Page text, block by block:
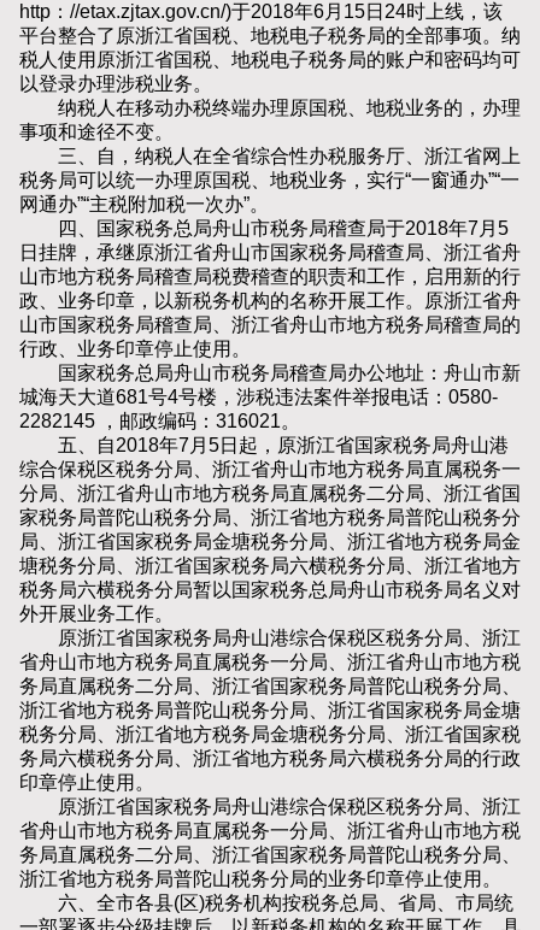
http：//etax.zjtax.gov.cn/)于2018年6月15日24时上线，该
平台整合了原浙江省国税、地税电子税务局的全部事项。纳
税人使用原浙江省国税、地税电子税务局的账户和密码均可
以登录办理涉税业务。
纳税人在移动办税终端办理原国税、地税业务的，办理
事项和途径不变。
三、自，纳税人在全省综合性办税服务厅、浙江省网上
税务局可以统一办理原国税、地税业务，实行“一窗通办”“一
网通办”“主税附加税一次办”。
四、国家税务总局舟山市税务局稽查局于2018年7月5
日挂牌，承继原浙江省舟山市国家税务局稽查局、浙江省舟
山市地方税务局稽查局税费稽查的职责和工作，启用新的行
政、业务印章，以新税务机构的名称开展工作。原浙江省舟
山市国家税务局稽查局、浙江省舟山市地方税务局稽查局的
行政、业务印章停止使用。
国家税务总局舟山市税务局稽查局办公地址：舟山市新
城海天大道681号4号楼，涉税违法案件举报电话：0580-
2282145 ，邮政编码：316021。
五、自2018年7月5日起，原浙江省国家税务局舟山港
综合保税区税务分局、浙江省舟山市地方税务局直属税务一
分局、浙江省舟山市地方税务局直属税务二分局、浙江省国
家税务局普陀山税务分局、浙江省地方税务局普陀山税务分
局、浙江省国家税务局金塘税务分局、浙江省地方税务局金
塘税务分局、浙江省国家税务局六横税务分局、浙江省地方
税务局六横税务分局暂以国家税务总局舟山市税务局名义对
外开展业务工作。
原浙江省国家税务局舟山港综合保税区税务分局、浙江
省舟山市地方税务局直属税务一分局、浙江省舟山市地方税
务局直属税务二分局、浙江省国家税务局普陀山税务分局、
浙江省地方税务局普陀山税务分局、浙江省国家税务局金塘
税务分局、浙江省地方税务局金塘税务分局、浙江省国家税
务局六横税务分局、浙江省地方税务局六横税务分局的行政
印章停止使用。
原浙江省国家税务局舟山港综合保税区税务分局、浙江
省舟山市地方税务局直属税务一分局、浙江省舟山市地方税
务局直属税务二分局、浙江省国家税务局普陀山税务分局、
浙江省地方税务局普陀山税务分局的业务印章停止使用。
六、全市各县(区)税务机构按税务总局、省局、市局统